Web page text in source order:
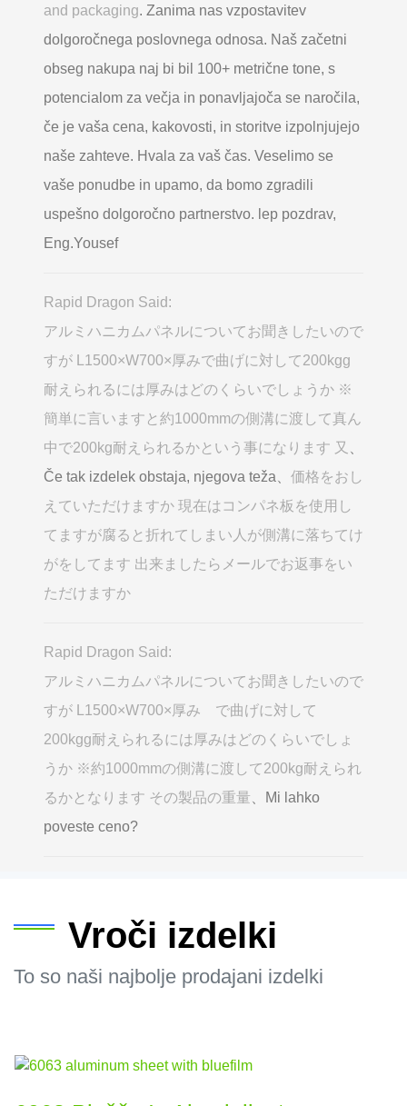
and packaging. Zanima nas vzpostavitev
dolgoročnega poslovnega odnosa. Naš začetni
obseg nakupa naj bi bil 100+ metrične tone, s
potencialom za večja in ponavljajoča se naročila,
če je vaša cena, kakovosti, in storitve izpolnjujejo
naše zahteve. Hvala za vaš čas. Veselimo se
vaše ponudbe in upamo, da bomo zgradili
uspešno dolgoročno partnerstvo. lep pozdrav,
Eng.Yousef
Rapid Dragon Said:
アルミハニカムパネルについてお聞きしたいので
すが L1500×W700×厚みで曲げに対して200kgg
耐えられるには厚みはどのくらいでしょうか ※
簡単に言いますと約1000mmの側溝に渡して真ん
中で200kg耐えられるかという事になります 又
Če tak izdelek obstaja, njegova teža、 価格をおし
えていただけますか 現在はコンパネ板を使用し
てますが腐ると折れてしまい人が側溝に落ちてけ
がをしてます 出来ましたらメールでお返事をい
ただけますか
Rapid Dragon Said:
アルミハニカムパネルについてお聞きしたいので
すが L1500×W700×厚み で曲げに対して
200kgg耐えられるには厚みはどのくらいでしょ
うか ※約1000mmの側溝に渡して200kg耐えられ
るかとなります その製品の重量 、Mi lahko
poveste ceno?
Vroči izdelki
To so naši najbolje prodajani izdelki